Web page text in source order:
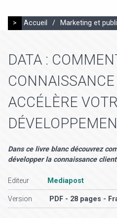
> Accueil / Marketing et
DATA :
ACCÉLÈRE
Dans ce livre blanc découvrez
développer la connaissance client
Editeur Mediapost
Version PDF - 28 pages -